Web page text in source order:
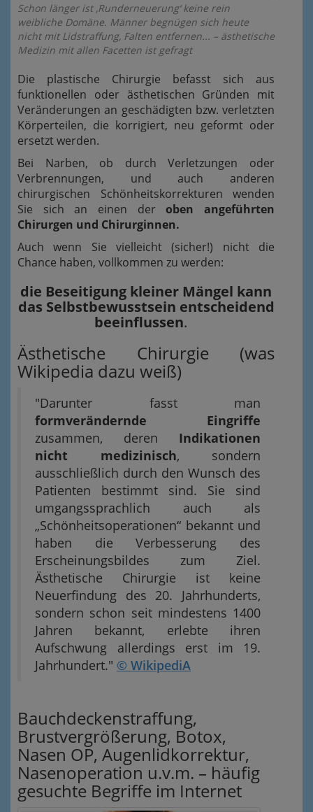
Schon länger ist ‚Runderneuerung‘ keine rein
weibliche Domäne. Männer begnügen sich heute
nicht mit Lidstraffung, Falten entfernen... – ästhetische
Medizin mit allen Facetten ist gefragt
Die plastische Chirurgie befasst sich aus
funktionellen oder ästhetischen Gründen mit
Veränderungen an geschädigten bzw. verletzten
Körperteilen, die korrigiert, neu geformt oder
ersetzt werden.
Bei Narben, ob durch Verletzungen oder
Verbrennungen, und auch anderen
chirurgischen Schönheitskorrekturen wenden
Sie sich an einen deroben angeführten
Chirurgen und Chirurginnen.
Auch wenn Sie vielleicht (sicher!) nicht die
Chance haben, vollkommen zu werden:
die Beseitigung kleiner Mängel kann
das Selbstbewusstsein entscheidend
beeinflussen.
Ästhetische Chirurgie (was
Wikipedia dazu weiß)
"Darunter fasst man
formverändernde Eingriffe
zusammen, deren Indikationen
nicht medizinisch, sondern
ausschließlich durch den Wunsch des
Patienten bestimmt sind. Sie sind
umgangssprachlich auch als
„Schönheitsoperationen“ bekannt und
haben die Verbesserung des
Erscheinungsbildes zum Ziel.
Ästhetische Chirurgie ist keine
Neuerfindung des 20. Jahrhunderts,
sondern schon seit mindestens 1400
Jahren bekannt, erlebte ihren
Aufschwung allerdings erst im 19.
Jahrhundert." © WikipediA
Bauchdeckenstraffung,
Brustvergrößerung, Botox,
Nasen OP, Augenlidkorrektur,
Nasenoperation u.v.m. – häufig
gesuchte Begriffe im Internet